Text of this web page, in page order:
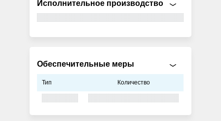
Исполнительное производство
Обеспечительные меры
Тип Количество